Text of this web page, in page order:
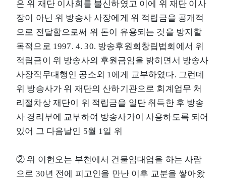
은 위 재단 이사회를 불신하였고 이에 위 재단 이사
장이 아닌 위 방송사 사장에게 위 적립금을 공개적
으로 전달함으로써 위 돈이 유용되는 것을 방지할
목적으로 1997. 4. 30. 방송후원회창립법회에서 위
적립금이 위 방송사의 후원금임을 밝히면서 방송사
사장직무대행인 공소외 1에게 교부하였다. 그런데
위 방송사가 위 재단의 산하기관으로 회계업무 처
리절차상 재단이 위 적립금을 일단 취득한 후 방송
사 경리부에 교부하여 방송사가이 사용하도록 되어
있어 그 다음날인 5월 1일 위
② 위 이현오는 부천에서 건물임대업을 하는 사람
으로 30년 전에 피고인을 만난 이후 교분을 쌓아왔